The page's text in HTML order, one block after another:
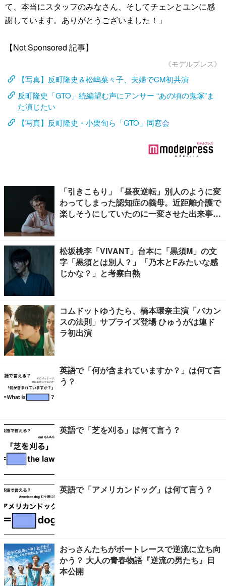
て、本当にスタッフのみなさん、そしてチェンとユンに感
謝しています。ありがとうございました！」
【Not Sponsored 記事】
《モデルプレス》
【写真】反町隆史＆松嶋菜々子、夫婦でCM初共演
反町隆史「GTO」続編望む声にアンサー “あの頃の鬼塚"ま
た演じたい
【写真】反町隆史・小栗旬ら「GTO」同窓会
「引きこもり」「昼夜逆転」別人のように変
わってしまった認知症の義母。近距離介護で
楽しそうにしていたのに一変させた出来事と
松坂桃李「VIVANT」台本に「黒須M」の文
字「黒須とは別人？」「乃木とFみたいな感
じかな？」と考察白熱
コムドットゆうたら、橋本環奈主演「バカン
スの法則」サプライズ登場 ひゅうがは連ド
ラ初出演
英語で「何が含まれていますか？」は何て言
う？
英語で「芝を刈る」は何て言う？
英語で「アメリカンドッグ」は何て言う？
おっさんたちがボートレースで逆流に立ち向
かう？ 大人の青春物語『逆流の男たち』日
本公開